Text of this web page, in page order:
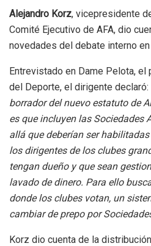
Alejandro Korz, vicepresidente
Comité Ejecutivo de AFA, dio
novedades del debate interno en
Entrevistado en Dame Pelota, el
del Deporte, el dirigente declaró:
borrador del nuevo estatuto de
es que incluyen las Sociedades
allá que deberían ser
los dirigentes de los clubes
tengan dueño y que sean
lavado de dinero. Para ello
donde los clubes votan, un
cambiar de prepo por
Korz dio cuenta de la